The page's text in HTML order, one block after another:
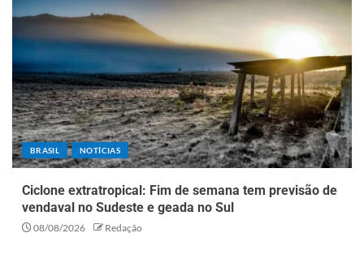
BRASIL NOTÍCIAS
Ciclone extratropical: Fim de semana tem previsão de
vendaval no Sudeste e geada no Sul
08/08/2026 Redação